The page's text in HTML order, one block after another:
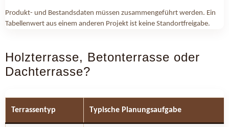
Produkt- und Bestandsdaten müssen zusammengeführt werden. Ein
Tabellenwert aus einem anderen Projekt ist keine Standortfreigabe.
Holzterrasse, Betonterrasse oder
Dachterrasse?
Terrassentyp Typische Planungsaufgabe